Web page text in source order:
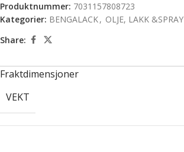
Produktnummer: 7031157808723
Kategorier: BENGALACK, OLJE, LAKK &SPRAY
Share:
Fraktdimensjoner
VEKT